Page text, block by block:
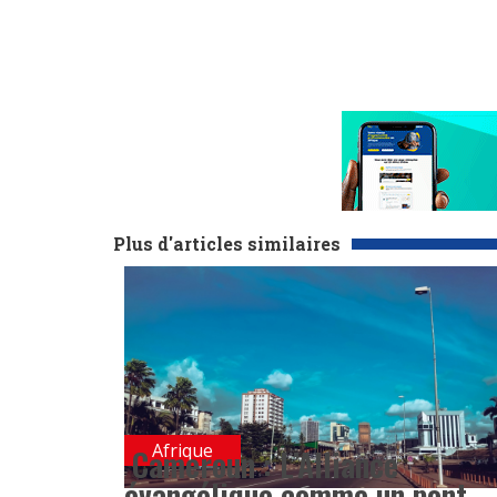
Plus d'articles similaires
Afrique
Cameroun : L’Alliance